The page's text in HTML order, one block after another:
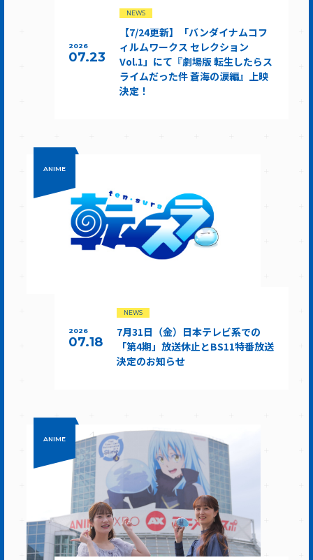
2026
07.23
NEWS
【7/24更新】「バンダイナムコフ
ィルムワークス セレクション
Vol.1」にて『劇場版 転生したらス
ライムだった件 蒼海の涙編』上映
決定！
ANIME
2026
07.18
NEWS
7月31日（金）日本テレビ系での
「第4期」放送休止とBS11特番放送
決定のお知らせ
ANIME